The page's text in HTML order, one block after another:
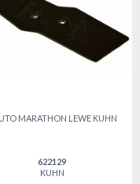
MARATHON LEWE KUHN
622129
KUHN